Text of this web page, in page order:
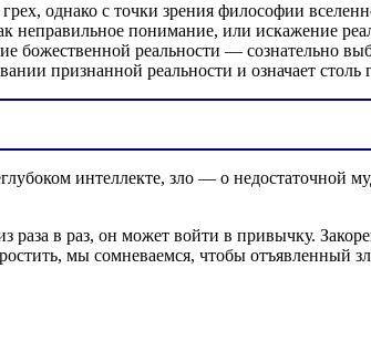
однако с точки зрения философии
неправильное понимание, или искажение
божественной реальности — сознательно
признанной реальности и означает
интеллекте, зло — о
раза в раз, он может войти в привычку.
мы сомневаемся, чтобы отъявленный